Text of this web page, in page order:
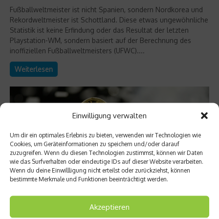
Einwilligung verwalten
Um dir ein optimales Erlebnis zu bieten, verwenden wir Technologien wie
Cookies, um Geräteinformationen zu speichern und/oder darauf
zuzugreifen. Wenn du diesen Technologien zustimmst, können wir Daten
wie das Surfverhalten oder eindeutige IDs auf dieser Website verarbeiten.
Wenn du deine Einwillligung nicht erteilst oder zurückziehst, können
bestimmte Merkmale und Funktionen beeinträchtigt werden.
Akzeptieren
Fußballweltmeister ist nicht Spanien, sondern Nordkorea und
Rekordweltmeister ist Schottland. Diese etwas ungewöhnliche
Statistik ist keine Erfindung oder das Resultat der letzten
Playstation-WM, sondern basiert auf der Berechnung des
inoffiziellen Fußballweltmeisters (UFWC)....
Weiterlesen